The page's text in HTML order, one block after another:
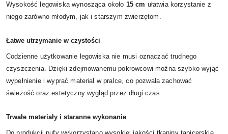
Wysokość legowiska wynosząca około 15 cm ułatwia korzystanie z
niego zarówno młodym, jak i starszym zwierzętom.
Łatwe utrzymanie w czystości
Codzienne użytkowanie legowiska nie musi oznaczać trudnego
czyszczenia. Dzięki zdejmowanemu pokrowcowi można szybko wyjąć
wypełnienie i wyprać materiał w pralce, co pozwala zachować
świeżość oraz estetyczny wygląd przez długi czas.
Trwałe materiały i staranne wykonanie